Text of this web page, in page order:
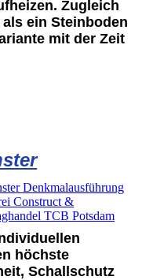
Zugleich
ein Steinboden
mit der Zeit
Denkmalausführung
Construct &
TCB Potsdam
höchste
Schallschutz